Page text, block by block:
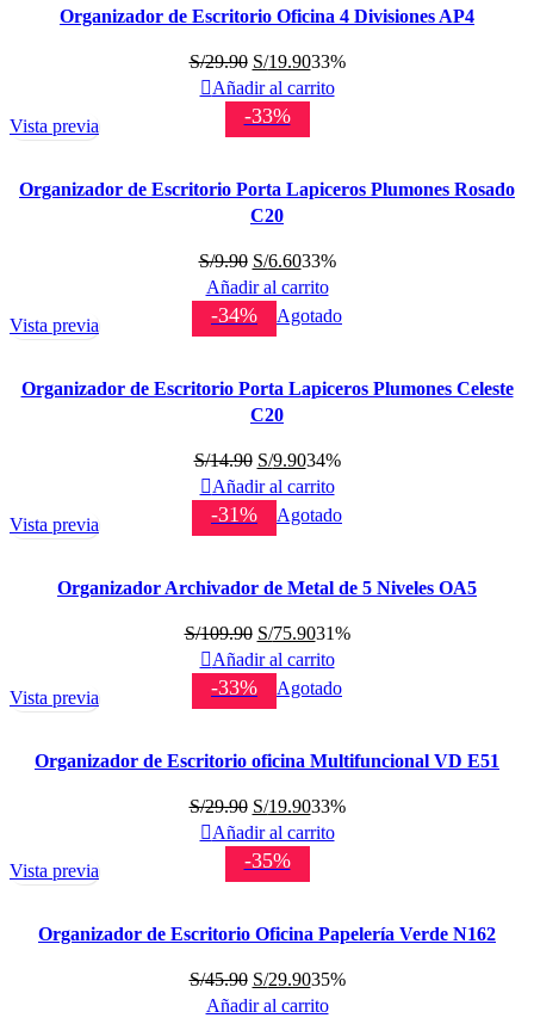
Organizador de Escritorio Oficina 4 Divisiones AP4
S/29.90 El
precio
original
era:
S/19.90El
precio
es:
33%
Añadir al carrito
-33%
Vista previa
Organizador de Escritorio Porta Lapiceros Plumones Rosado
C20
S/9.90 El
precio
original
era:
S/6.60El
precio
actual
33%
Añadir al carrito
-34% Agotado
Vista previa
Organizador de Escritorio Porta Lapiceros Plumones Celeste
C20
S/14.90 El
precio
original
era:
S/9.90El
precio
actual
34%
Añadir al carrito
-31% Agotado
Vista previa
Organizador Archivador de Metal de 5 Niveles OA5
S/109.90 El
precio
original
era:
S/75.90El
precio
actual
31%
Añadir al carrito
-33% Agotado
Vista previa
Organizador de Escritorio oficina Multifuncional VD E51
S/29.90 El
precio
original
era:
S/19.90El
precio
es:
33%
Añadir al carrito
-35%
Vista previa
Organizador de Escritorio Oficina Papelería Verde N162
S/45.90 El
precio
S/29.90El
precio
35%
Añadir al carrito